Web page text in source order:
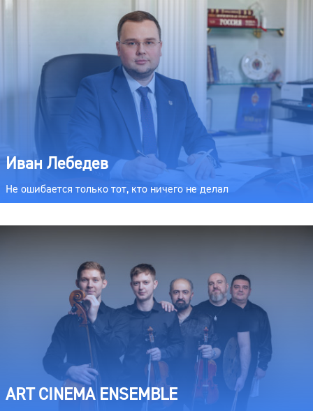
Иван Лебедев
Не ошибается только тот, кто ничего не делал
ART CINEMA ENSEMBLE